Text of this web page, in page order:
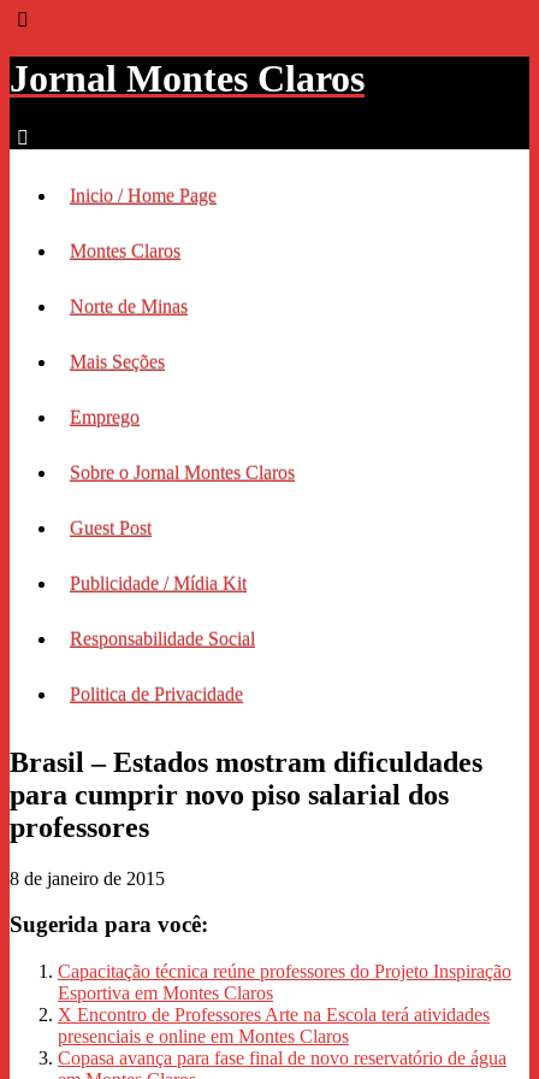
Jornal Montes Claros
Inicio / Home Page
Montes Claros
Norte de Minas
Mais Seções
Emprego
Sobre o Jornal Montes Claros
Guest Post
Publicidade / Mídia Kit
Responsabilidade Social
Politica de Privacidade
Brasil – Estados mostram dificuldades
para cumprir novo piso salarial dos
professores
8 de janeiro de 2015
Sugerida para você:
Capacitação técnica reúne professores do Projeto Inspiração
Esportiva em Montes Claros
X Encontro de Professores Arte na Escola terá atividades
presenciais e online em Montes Claros
Copasa avança para fase final de novo reservatório de água